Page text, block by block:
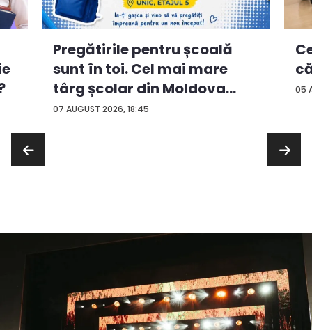
07 AUGUST 2026, 18:45
Pregătirile pentru școală
sunt în toi. Cel mai mare
târg școlar din Moldova
con...
05